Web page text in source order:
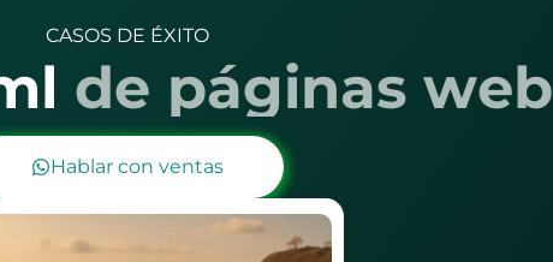
CASOS DE ÉXITO
d e páginas w ebde
Hablar con ventas